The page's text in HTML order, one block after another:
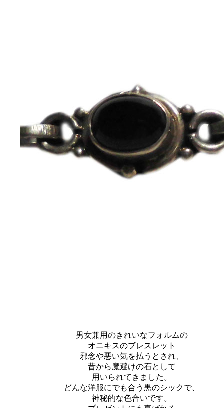
男女兼用のきれいなフォルムの
オニキスのブレスレット
邪念や悪い気を払うとされ、
昔から魔避けの石として
用いられてきました。
どんな洋服にでも合う黒のシックで、
神秘的な色合いです。